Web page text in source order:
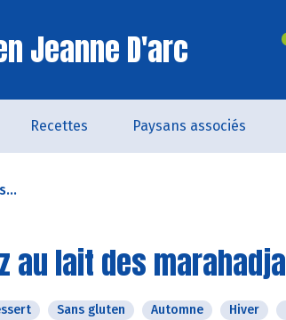
Jeanne D'arc
Recettes Paysans associés
au lait des
Sans gluten Automne Hiver